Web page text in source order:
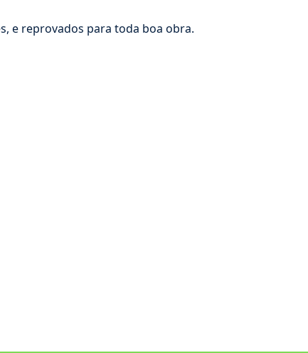
e reprovados para toda boa obra.